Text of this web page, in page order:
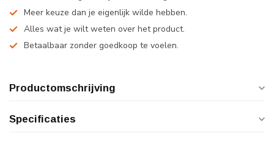
Meer keuze dan je eigenlijk wilde hebben.
Alles wat je wilt weten over het product.
Betaalbaar zonder goedkoop te voelen.
Productomschrijving
Specificaties